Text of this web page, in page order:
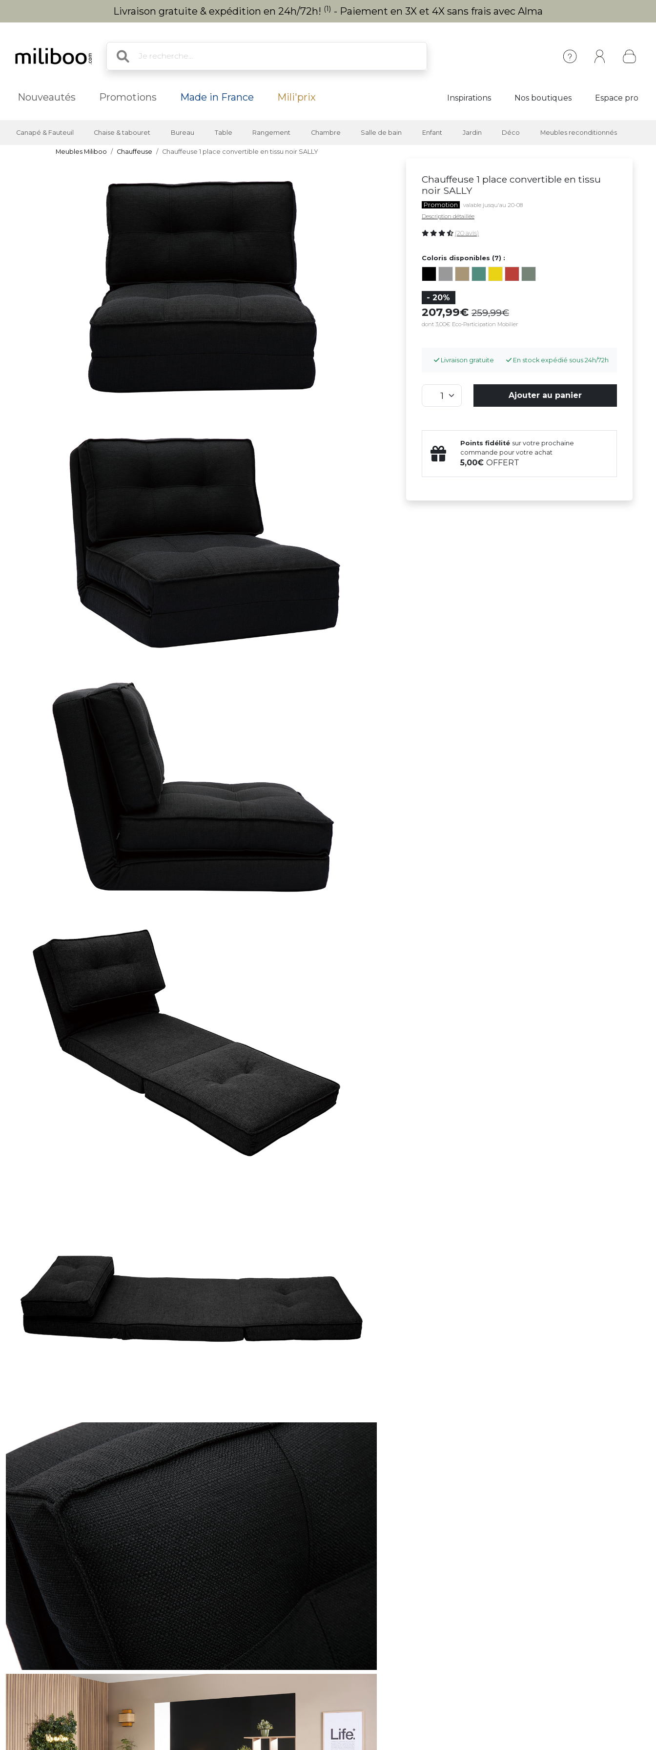
Livraison gratuite & expédition en 24h/72h! (1) - Paiement en 3X et 4X sans frais avec Alma
Nouveautés Promotions Made in France Mili'prix Inspirations Nos boutiques Espace pro
Canapé & Fauteuil Chaise & tabouret Bureau Table Rangement Chambre Salle de bain Enfant Jardin Déco Meubles reconditionnés
Meubles Miliboo Chauffeuse Chauffeuse 1 place convertible en tissu noir SALLY
Chauffeuse 1 place convertible en tissu
noir SALLY
Promotion
valable jusqu'au 20-08
Description détaillée
(20 avis)
Coloris disponibles (7) :
- 20%
207,99 259,99
dont 3,00€ Eco-Participation Mobilier
Livraison gratuite En stock expédié sous 24h/72h
Ajouter au panier
Points fidélité sur votre prochaine
commande pour votre achat
5,00OFFERT